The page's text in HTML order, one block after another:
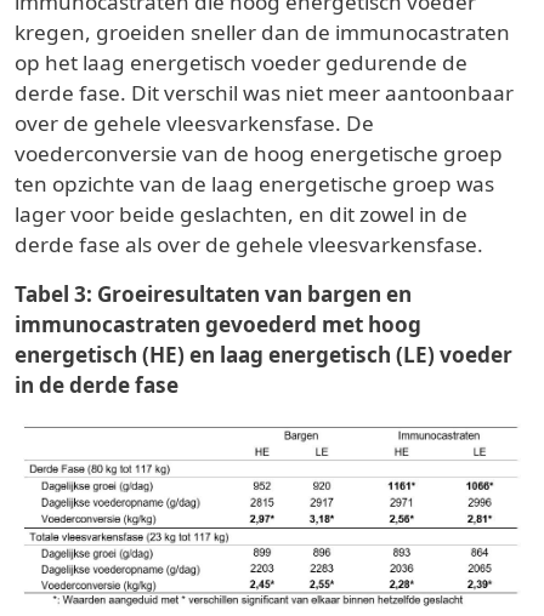
kregen, groeiden sneller dan de immunocastraten
op het laag energetisch voeder gedurende de
derde fase. Dit verschil was niet meer aantoonbaar
over de gehele vleesvarkensfase. De
voederconversie van de hoog energetische groep
ten opzichte van de laag energetische groep was
lager voor beide geslachten, en dit zowel in de
derde fase als over de gehele vleesvarkensfase.
Tabel 3: Groeiresultaten van bargen en
immunocastraten gevoederd met hoog
energetisch (HE) en laag energetisch (LE) voeder
in de derde fase